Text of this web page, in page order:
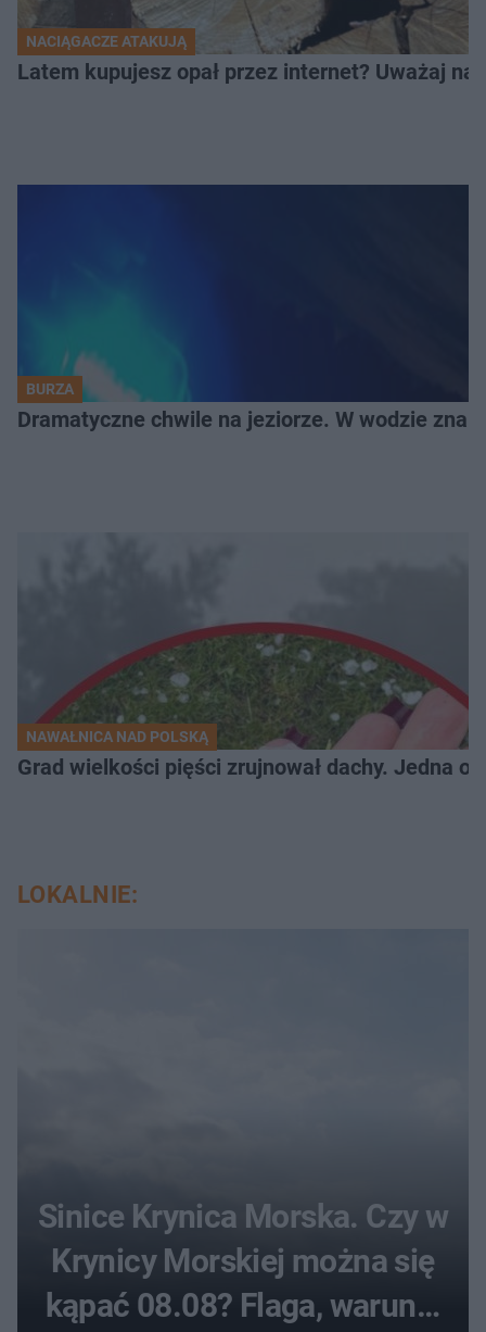
NACIĄGACZE ATAKUJĄ
Latem kupujesz opał przez internet? Uważaj na
BURZA
Dramatyczne chwile na jeziorze. W wodzie
NAWAŁNICA NAD POLSKĄ
Grad wielkości pięści zrujnował dachy. Jedna
LOKALNIE:
Sinice Krynica Morska. Czy w
Krynicy Morskiej można się
kąpać 08.08? Flaga, warunki